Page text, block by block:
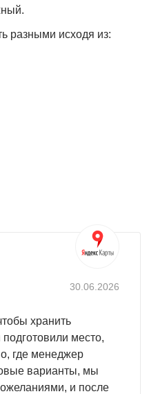
разными исходя из:
его:
правило, небольшой
вариантом
Вы также можете
или двускатной крышей.
на участке, а вторая
внешний облик.
30.06.2026
хранить
место,
где менеджер
варианты, мы
и после